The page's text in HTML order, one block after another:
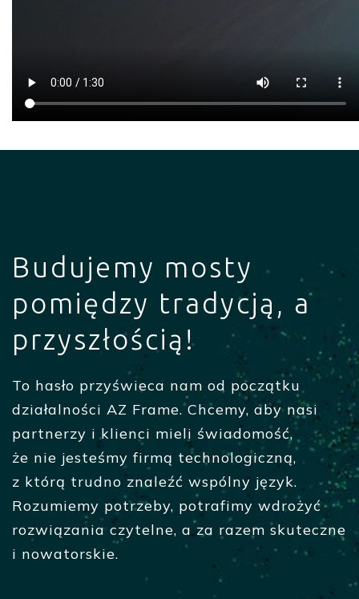
Budujemy mosty
pomiędzy tradycją, a
przyszłością!
To hasło przyświeca nam od początku
działalności AZ Frame. Chcemy, aby nasi
partnerzy i klienci mieli świadomość,
że nie jesteśmy firmą technologiczną,
z którą trudno znaleźć wspólny język.
Rozumiemy potrzeby, potrafimy wdrożyć
rozwiązania czytelne, a za razem skuteczne
i nowatorskie.